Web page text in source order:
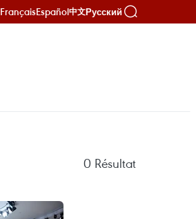
FrançaisEspañol中文Русский
0 Résultat